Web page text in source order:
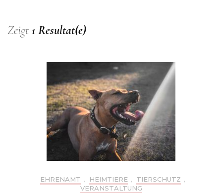
Zeigt 1 Resultat(e)
EHRENAMT , HEIMTIERE , TIERSCHUTZ ,
VERANSTALTUNG